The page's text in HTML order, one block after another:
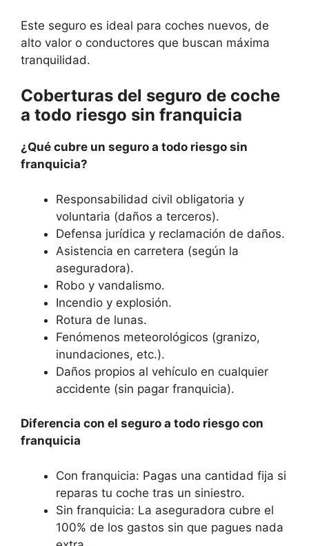
Este seguro es ideal para coches nuevos, de
alto valor o conductores que buscan máxima
tranquilidad.
Coberturas del seguro de coche
a todo riesgo sin franquicia
¿Qué cubre un seguro a todo riesgo sin
franquicia?
Responsabilidad civil obligatoria y
voluntaria (daños a terceros).
Defensa jurídica y reclamación de daños.
Asistencia en carretera (según la
aseguradora).
Robo y vandalismo.
Incendio y explosión.
Rotura de lunas.
Fenómenos meteorológicos (granizo,
inundaciones, etc.).
Daños propios al vehículo en cualquier
accidente (sin pagar franquicia).
Diferencia con el seguro a todo riesgo con
franquicia
Con franquicia: Pagas una cantidad fija si
reparas tu coche tras un siniestro.
Sin franquicia: La aseguradora cubre el
100% de los gastos sin que pagues nada